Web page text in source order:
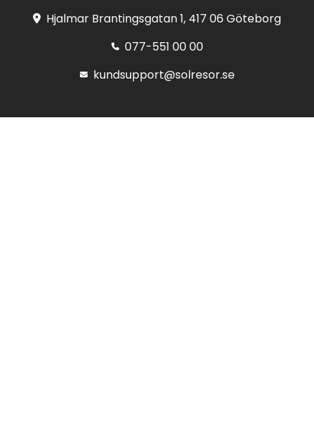
Hjalmar Brantingsgatan 1, 417 06 Göteborg
077-551 00 00
kundsupport@solresor.se